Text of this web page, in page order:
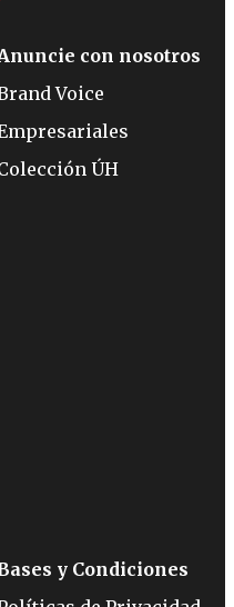
con nosotros
Voice
ÚH
y Condiciones